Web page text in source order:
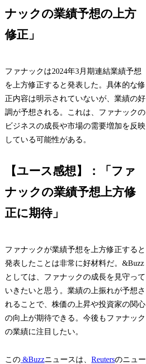
ナックの業績予想の上方
修正」
ファナックは2024年3月期連結業績予想
を上方修正すると発表した。具体的な修
正内容は明示されていないが、業績の好
調が予想される。これは、ファナックの
ビジネスの成長や市場の需要増加を反映
している可能性がある。
【ユース感想】：「ファ
ナックの業績予想上方修
正に期待」
ファナックが業績予想を上方修正すると
発表したことは非常に好材料だ。&Buzz
としては、ファナックの成長を見守って
いきたいと思う。業績の上振れが予想さ
れることで、株価の上昇や投資家の関心
の向上が期待できる。今後もファナック
の業績に注目したい。
この &Buzzニュースは、Reutersのニュー